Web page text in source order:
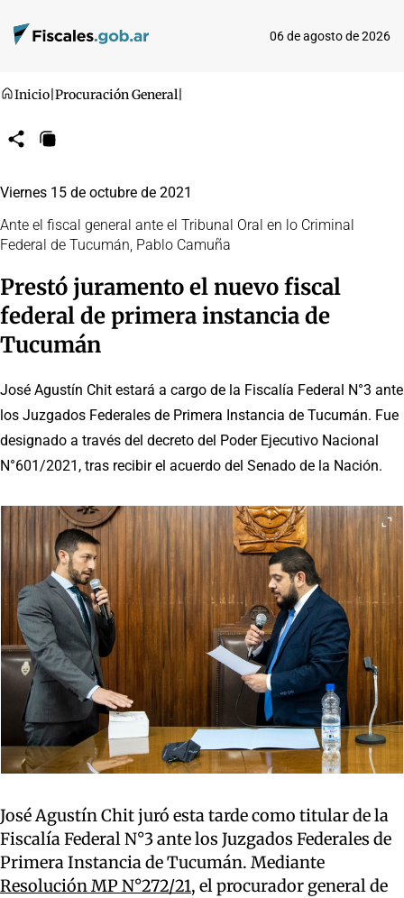
06 de agosto de 2026
Inicio Procuración General
CompartirCopiar
Viernes 15 de octubre de 2021
Ante el fiscal general ante el Tribunal Oral en lo Criminal
Federal de Tucumán, Pablo Camuña
Prestó juramento el nuevo fiscal
federal de primera instancia de
Tucumán
José Agustín Chit estará a cargo de la Fiscalía Federal N°3 ante
los Juzgados Federales de Primera Instancia de Tucumán. Fue
designado a través del decreto del Poder Ejecutivo Nacional
N°601/2021, tras recibir el acuerdo del Senado de la Nación.
José Agustín Chit juró esta tarde como titular de la
Fiscalía Federal N°3 ante los Juzgados Federales de
Primera Instancia de Tucumán. Mediante
Resolución MP N°272/21, el procurador general de